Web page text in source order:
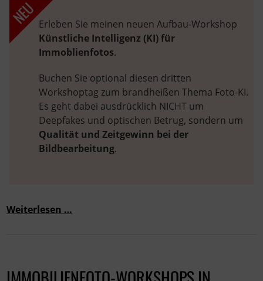
Erleben Sie meinen neuen Aufbau-Workshop
Künstliche Intelligenz (KI) für
Immoblienfotos.
Buchen Sie optional diesen dritten
Workshoptag zum brandheißen Thema Foto-KI.
Es geht dabei ausdrücklich NICHT um
Deepfakes und optischen Betrug, sondern um
Qualität und Zeitgewinn bei der
Bildbearbeitung.
Weiterlesen …